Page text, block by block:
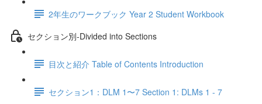
2年生のワークブック Year 2 Student Workbook
セクション別‐Divided into Sections
目次と紹介 Table of Contents Introduction
セクション1：DLM 1〜7 Section 1: DLMs 1 - 7